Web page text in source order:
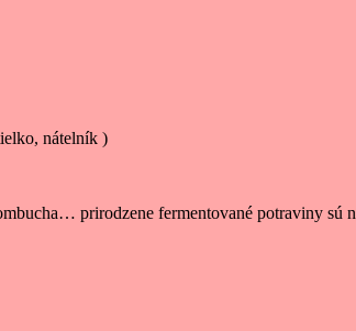
nátelník )
prirodzene fermentované potraviny sú